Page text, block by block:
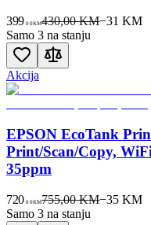
399 00KM430,00 KM−31 KM
Samo 3 na stanju
Akcija
EPSON EcoTank
Print/Scan/Copy,
35ppm
720 00KM755,00 KM−35 KM
Samo 3 na stanju